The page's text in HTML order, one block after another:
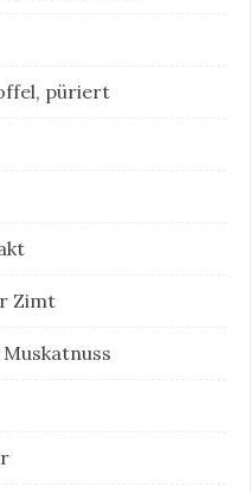
püriert
Zimt